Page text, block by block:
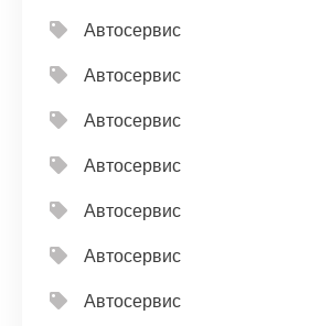
Автосервис
Автосервис
Автосервис
Автосервис
Автосервис
Автосервис
Автосервис